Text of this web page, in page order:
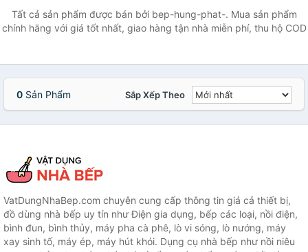
Tất cả sản phẩm được bán bởi bep-hung-phat-. Mua sản phẩm
chính hãng với giá tốt nhất, giao hàng tận nhà miễn phí, thu hộ COD
0 Sản Phẩm Sắp Xếp Theo
VatDungNhaBep.com chuyên cung cấp thông tin giá cả thiết bị,
đồ dùng nhà bếp uy tín như Điện gia dụng, bếp các loại, nồi điện,
bình đun, bình thủy, máy pha cà phê, lò vi sóng, lò nướng, máy
xay sinh tố, máy ép, máy hút khói. Dụng cụ nhà bếp như nồi niêu